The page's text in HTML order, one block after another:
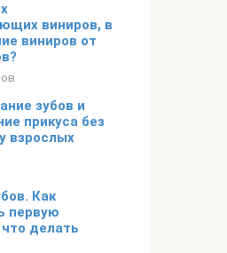
виниров, в
виниров от
зубов и
прикуса без
взрослых
Как
первую
делать